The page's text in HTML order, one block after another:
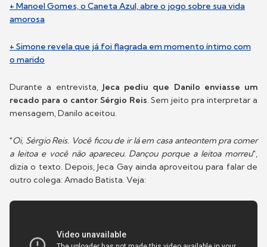
+ Manoel Gomes, o Caneta Azul, abre o jogo sobre sua vida
amorosa
+ Simone revela que já foi flagrada em momento íntimo com
o marido
Durante a entrevista, Jeca pediu que Danilo enviasse um
recado para o cantor Sérgio Reis. Sem jeito pra interpretar a
mensagem, Danilo aceitou.
"Oi, Sérgio Reis. Você ficou de ir lá em casa anteontem pra comer
a leitoa e você não apareceu. Dançou porque a leitoa morreu",
dizia o texto. Depois, Jeca Gay ainda aproveitou para falar de
outro colega: Amado Batista. Veja: